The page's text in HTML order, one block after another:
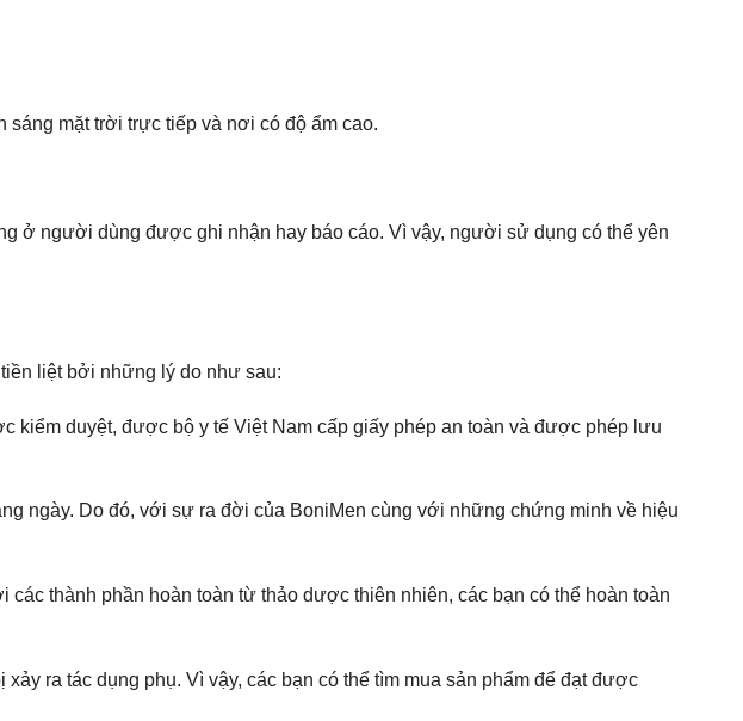
sáng mặt trời trực tiếp và nơi có độ ẩm cao.
ở người dùng được ghi nhận hay báo cáo. Vì vậy, người sử dụng có thể yên
liệt bởi những lý do như sau:
kiểm duyệt, được bộ y tế Việt Nam cấp giấy phép an toàn và được phép lưu
ngày. Do đó, với sự ra đời của BoniMen cùng với những chứng minh về hiệu
thành phần hoàn toàn từ thảo dược thiên nhiên, các bạn có thể hoàn toàn
ra tác dụng phụ. Vì vậy, các bạn có thể tìm mua sản phẩm để đạt được